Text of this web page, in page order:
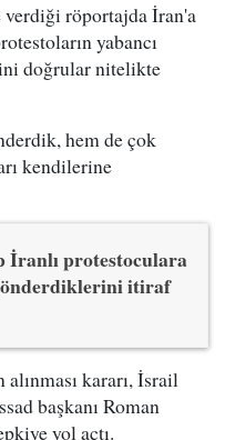
verdiği röportajda İran'a
yabancı
doğrular nitelikte
hem de çok
kendilerine
İranlı protestoculara
itiraf
kararı, İsrail
başkanı Roman
yol açtı.